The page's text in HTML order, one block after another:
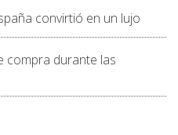
convirtió en un lujo
compra durante las